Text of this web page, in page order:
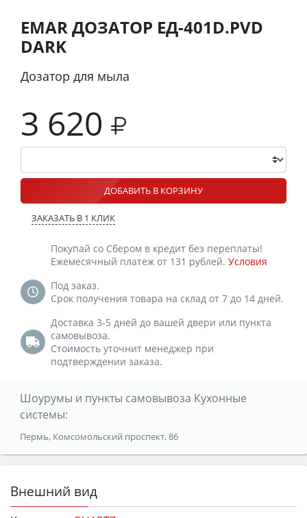
EMAR ДОЗАТОР ЕД-401D.PVD
DARK
Дозатор для мыла
3 620
ДОБАВИТЬ В КОРЗИНУ
ЗАКАЗАТЬ В 1 КЛИК
Покупай со Сбером в кредит без переплаты!
Ежемесячный платеж от 131 рублей. Условия
Под заказ.
Срок получения товара на склад от 7 до 14 дней.
Доставка 3-5 дней до вашей двери или пункта
самовывоза.
Стоимость уточнит менеджер при
подтверждении заказа.
Шоурумы и пункты самовывоза Кухонные
системы:
Пермь, Комсомольский проспект, 86
Внешний вид